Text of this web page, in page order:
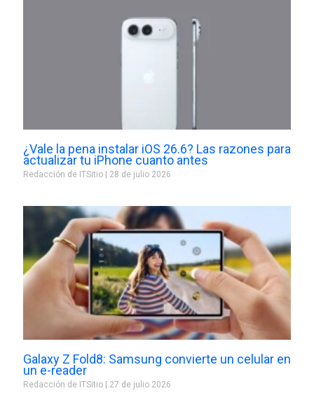
¿Vale la pena instalar iOS 26.6? Las razones para
actualizar tu iPhone cuanto antes
Redacción de ITSitio 28 de julio 2026
Galaxy Z Fold8: Samsung convierte un celular en
un e-reader
Redacción de ITSitio 27 de julio 2026